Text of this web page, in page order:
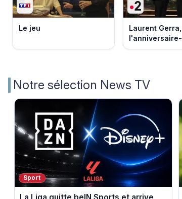
Le jeu
Laurent Gerra,
l'anniversaire-
événement
Notre sélection News TV
Sport